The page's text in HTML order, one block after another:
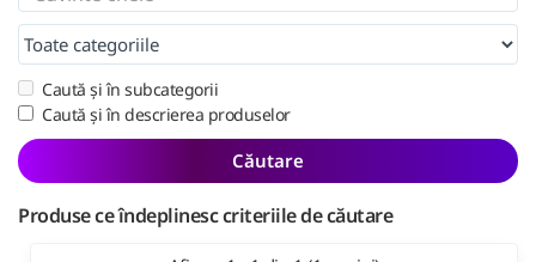
Caută și în subcategorii
Caută și în descrierea produselor
Căutare
Produse ce îndeplinesc criteriile de căutare